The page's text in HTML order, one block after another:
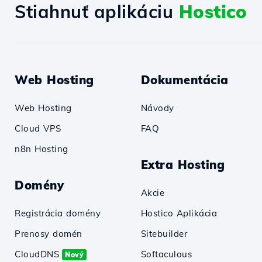
Stiahnuť aplikáciu Hostico
Web Hosting
Web Hosting
Cloud VPS
n8n Hosting
Domény
Registrácia domény
Prenosy domén
CloudDNS
Nový
Dokumentácia
Návody
FAQ
Extra Hosting
Akcie
Hostico Aplikácia
Sitebuilder
Softaculous